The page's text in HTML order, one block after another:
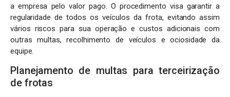
a empresa pelo valor pago. O procedimento visa garantir a
regularidade de todos os veículos da frota, evitando assim
vários riscos para sua operação e custos adicionais com
outras multas, recolhimento de veículos e ociosidade da
equipe.
Planejamento de multas para terceirização
de frotas